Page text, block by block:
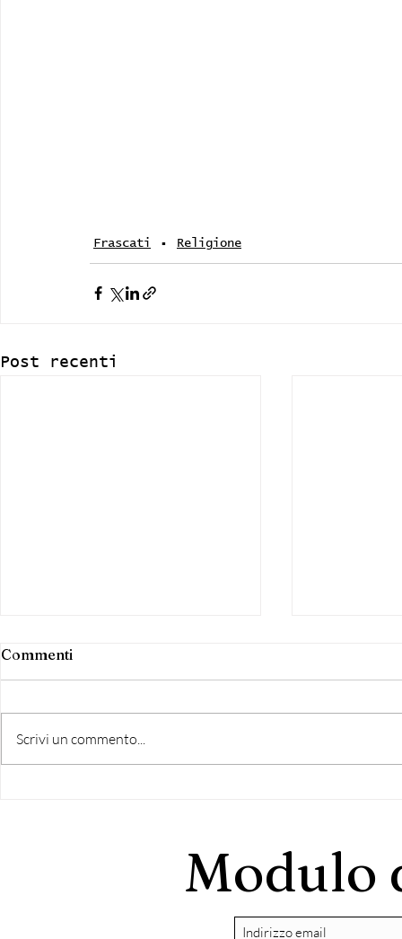
Frascati Religione
Post recenti
Commenti
Scrivi un commento...
Modulo